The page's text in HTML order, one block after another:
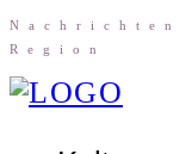
Nach­rich­ten
Region